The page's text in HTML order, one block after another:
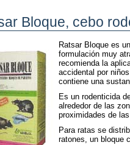
Bloque, cebo
Ratsar Bloque es
formulación muy
recomienda la
accidental por
contiene una
Es un rodenticida
alrededor de las
proximidades de
Para ratas se
ratones, un bloque